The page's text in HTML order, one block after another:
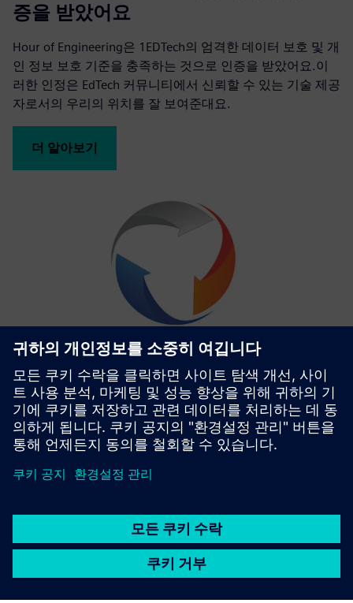
증을 받았어요
Hour of Engineering은 1EDTech의 엄격한 데이터 보호 및 개
인 정보 보호 기준을 충족하는 것으로 인증을 받았어요.이
러한 인정은 EdTech 커뮤니티에서 신뢰할 수 있는 기술 제공
자로서의 우리의 위치를 잘 보여준대요.
더 알아보기